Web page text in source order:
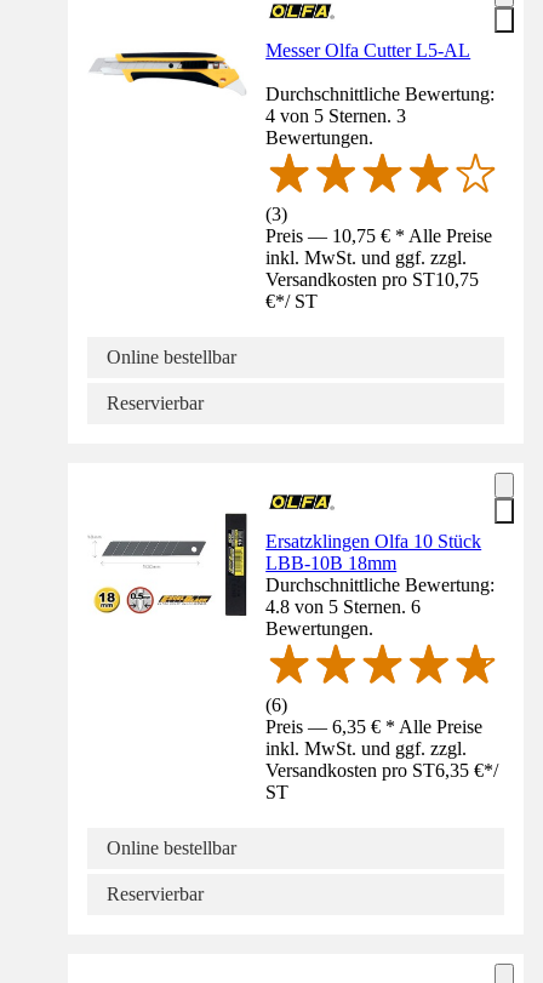
Messer Olfa Cutter L5-AL
Durchschnittliche Bewertung:
4 von 5 Sternen. 3
Bewertungen.
(3)
Preis — 10,75 € * Alle Preise
inkl. MwSt. und ggf. zzgl.
Versandkosten pro ST10,75
€*/ ST
Online bestellbar
Reservierbar
Ersatzklingen Olfa 10 Stück
LBB-10B 18mm
Durchschnittliche Bewertung:
4.8 von 5 Sternen. 6
Bewertungen.
(6)
Preis — 6,35 € * Alle Preise
inkl. MwSt. und ggf. zzgl.
Versandkosten pro ST6,35 €*/
ST
Online bestellbar
Reservierbar